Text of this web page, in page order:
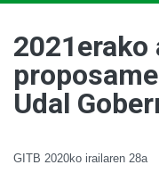
Udal
GITB 2020ko irailaren 28a